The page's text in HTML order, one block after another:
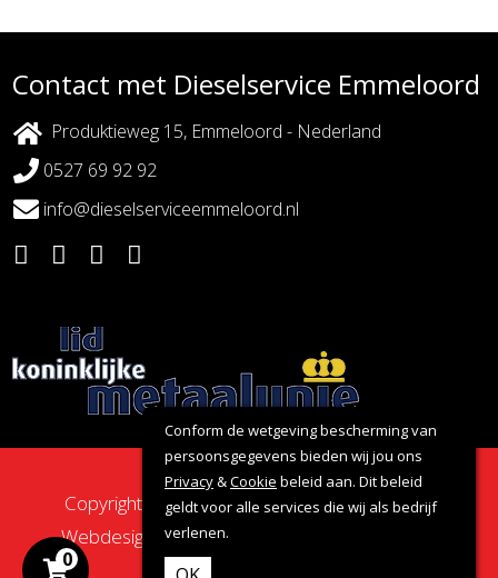
0
Conform de wetgeving bescherming van
persoonsgegevens bieden wij jou ons
Privacy&Cookie beleid aan. Dit beleid
geldt voor alle services die wij als bedrijf
verlenen.
Contact met Dieselservice Emmeloord
Produktieweg 15, Emmeloord - Nederland
0527 69 92 92
info@dieselserviceemmeloord.nl
Copyright 2026 - Dieselservice Emmeloord |
Webdesign door:Nova Septem
Online Marketing